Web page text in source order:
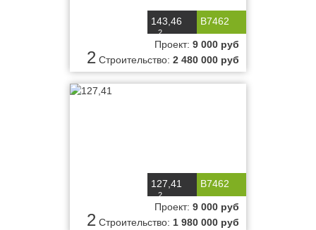
B7462
143,46
м2
2
Проект: 9 000 руб
Строительство: 2 480 000 руб
B7462
127,41
м2
2
Проект: 9 000 руб
Строительство: 1 980 000 руб